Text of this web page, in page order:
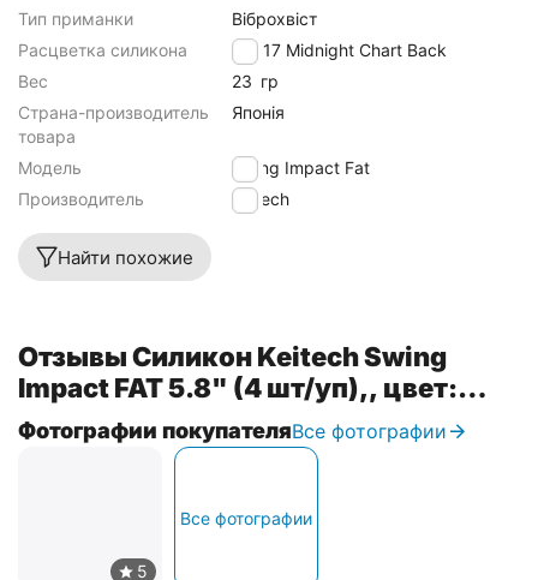
Тип приманки
Віброхвіст
Расцветка силикона
EA#17 Midnight Chart Back
Вес
23 гр
Страна-производитель
товара
Японія
Модель
Swing Impact Fat
Производитель
Keitech
Найти похожие
Отзывы Силикон Keitech Swing
Impact FAT 5.8" (4 шт/уп),, цвет:
ea#17 midnight chart back
Фотографии покупателяВсе фотографии
Все фотографии